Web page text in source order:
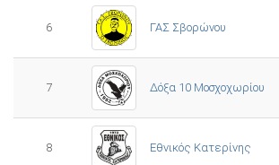
6 ΓΑΣ Σβορώνου
7 Δόξα 10 Μοσχοχωρίου
8 Εθνικός Κατερίνης